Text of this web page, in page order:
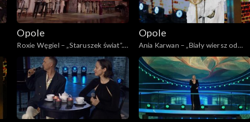
Opole
Roxie Węgiel – „Staruszek świat”.
62. KFPP: „Małe tęsknoty –
koncert pamięci Wojciecha
Trzcińskiego”
Opole
Ania Karwan – „Biały wiersz od
ciebie”. 62. KFPP: „Małe tęsknoty –
koncert pamięci Wojciecha
Trzcińskiego”